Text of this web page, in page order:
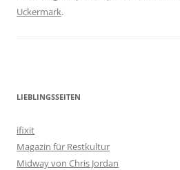
Uckermark.
LIEBLINGSSEITEN
ifixit
Magazin für Restkultur
Midway von Chris Jordan